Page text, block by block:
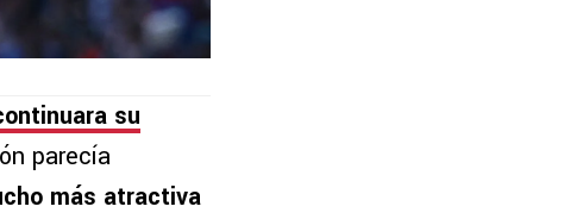
su
parecía
más atractiva